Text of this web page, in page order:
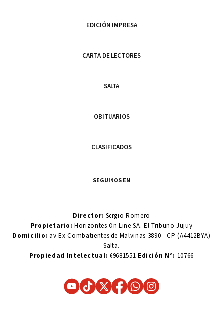
EDICIÓN IMPRESA
CARTA DE LECTORES
SALTA
OBITUARIOS
CLASIFICADOS
SEGUINOS EN
Director: Sergio Romero
Propietario:Horizontes On Line SA. El Tribuno Jujuy
Domicilio: av Ex Combatientes de Malvinas 3890 - CP (A4412BYA)
Salta.
Propiedad Intelectual: 69681551 Edición N°: 10766